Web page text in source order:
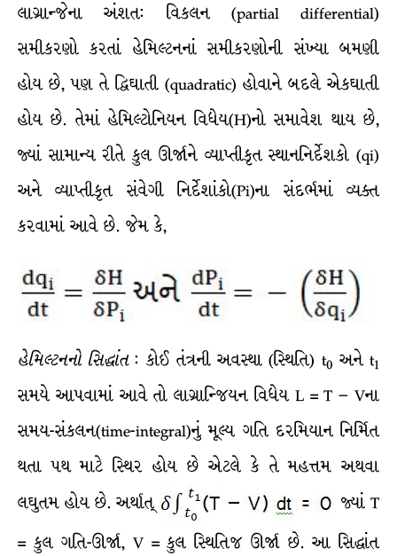
લાગ્રાન્જેના અંશત: વિકલન (partial differential)
સમીકરણો કરતાં હેમિલ્ટનનાં સમીકરણોની સંખ્યા બમણી
હોય છે, પણ તે દ્વિઘાતી (quadratic) હોવાને બદલે એકઘાતી
હોય છે. તેમાં હેમિલ્ટોનિયન વિધેય(H)નો સમાવેશ થાય છે,
જ્યાં સામાન્ય રીતે કુલ ઊર્જાને વ્યાપ્તીકૃત સ્થાનનિર્દેશકો (qi)
અને વ્યાપ્તીકૃત સંવેગી નિર્દેશાંકો(Pi)ના સંદર્ભમાં વ્યક્ત
કરવામાં આવે છે. જેમ કે,
હેમિલ્ટનનો સિદ્ધાંત: કોઈ તંત્રની અવસ્થા (સ્થિતિ) t0 અને t1
સમયે આપવામાં આવે તો લાગ્રાન્જિયન વિધેય L = T – Vના
સમય-સંકલન(time-integral)નું મૂલ્ય ગતિ દરમિયાન નિર્મિત
થતા પથ માટે સ્થિર હોય છે એટલે કે તે મહત્તમ અથવા
લઘુતમ હોય છે. અર્થાત્
જ્યાં T
= કુલ ગતિ-ઊર્જા, V = કુલ સ્થિતિજ ઊર્જા છે. આ સિદ્ધાંત